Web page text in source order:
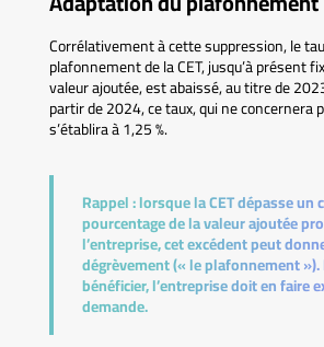
Corrélativement à cette suppression, le
plafonnement de la CET, jusqu’à présent
valeur ajoutée, est abaissé, au titre de
partir de 2024, ce taux, qui ne concernera
s’établira à 1,25 %.
Rappel :lorsque la CET dépasse un
pourcentage de la valeur ajoutée
l’entreprise, cet excédent peut
dégrèvement (« le plafonnement »).
bénéficier, l’entreprise doit en faire
demande.